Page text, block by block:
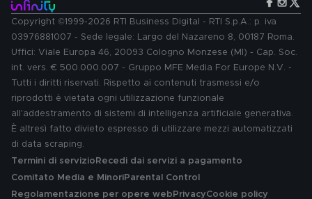
Copyright ©1999-2026 RTI Business Digital - RTI S.p.A.: p. iva
03976881007 - Sede legale: Largo del Nazareno 8, 00187 Roma.
Uffici: Viale Europa 46, 20093 Cologno Monzese (MI) - Cap. Soc.
int. vers. € 500.000.007 - Gruppo MFE Media For Europe N.V. -
Tutti i diritti riservati. Rispetto ai contenuti trasmessi e/o
riprodotti è vietata ogni utilizzazione funzionale
all'addestramento di sistemi di intelligenza artificiale generativa.
È altresì fatto divieto espresso di utilizzare mezzi automatizzati
di data scraping.
Termini di servizio Recedi dai servizi a pagamento
Comitato Media e MinoriParental Control
Regolamentazione per opere web PrivacyCookie policy